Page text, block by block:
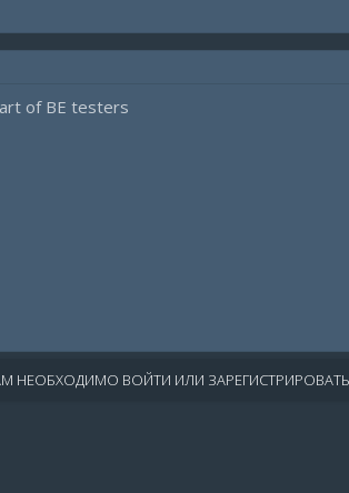
of BE testers
НЕОБХОДИМО ВОЙТИ ИЛИ